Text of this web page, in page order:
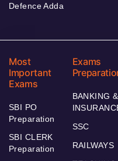
Defence Adda
Most
Important
Exams
SBI PO
Preparation
SBI CLERK
Preparation
Exams
BANKING &
SSC
RAILWAYS